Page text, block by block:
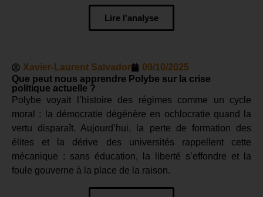
Lire l'analyse
Xavier-Laurent Salvador
09/10/2025
Que peut nous apprendre Polybe sur la crise
politique actuelle ?
Polybe voyait l’histoire des régimes comme un cycle
moral : la démocratie dégénère en ochlocratie quand la
vertu disparaît. Aujourd’hui, la perte de formation des
élites et la dérive des universités rappellent cette
mécanique : sans éducation, la liberté s’effondre et la
foule gouverne à la place de la raison.